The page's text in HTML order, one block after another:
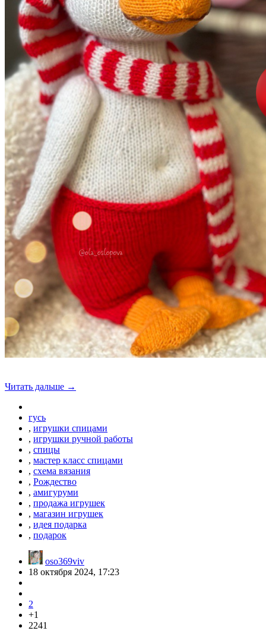
Читать дальше →
гусь
, игрушки спицами
, игрушки ручной работы
, спицы
, мастер класс спицами
, схема вязания
, Рождество
, амигуруми
, продажа игрушек
, магазин игрушек
, идея подарка
, подарок
oso369viv
18 октября 2024, 17:23
2
+1
2241